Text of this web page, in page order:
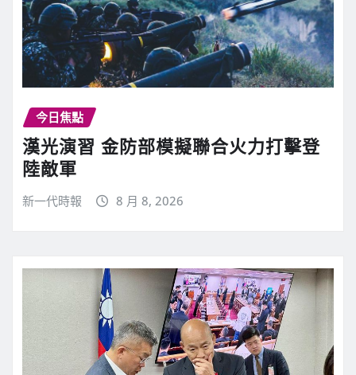
今日焦點
漢光演習 金防部模擬聯合火力打擊登
陸敵軍
新一代時報 8 月 8, 2026